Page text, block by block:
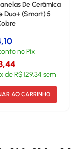
De Cerâmica
Duo+ (Smart) 5
no Pix
x deR$129,34 sem
AO CARRINHO